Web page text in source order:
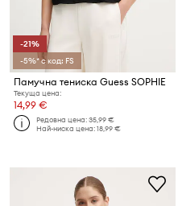
-21%
-5%* с код: FS
Памучна тениска Guess SOPHIE
Текуща цена:
14,99 €
Редовна цена:35,99 €
Най-ниска цена:18,99 €